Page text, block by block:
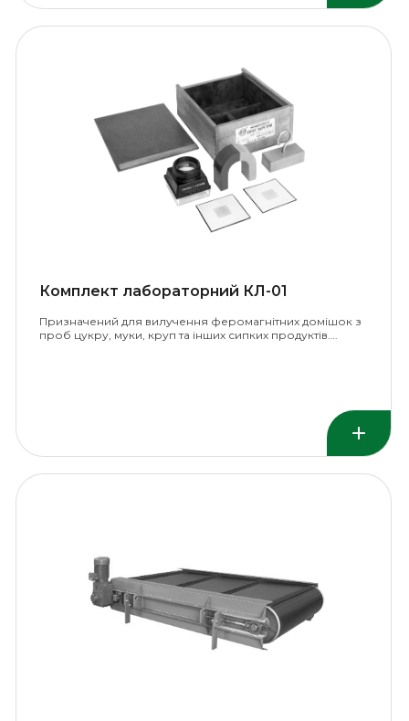
Комплект лабораторний КЛ-01
Призначений для вилучення феромагнітних домішок з
проб цукру, муки, круп та інших сипких продуктів….